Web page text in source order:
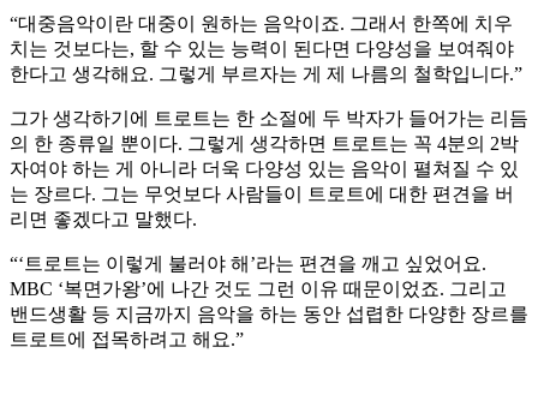
“대중음악이란 대중이 원하는 음악이죠. 그래서 한쪽에 치우
치는 것보다는, 할 수 있는 능력이 된다면 다양성을 보여줘야
한다고 생각해요. 그렇게 부르자는 게 제 나름의 철학입니다.”
그가 생각하기에 트로트는 한 소절에 두 박자가 들어가는 리듬
의 한 종류일 뿐이다. 그렇게 생각하면 트로트는 꼭 4분의 2박
자여야 하는 게 아니라 더욱 다양성 있는 음악이 펼쳐질 수 있
는 장르다. 그는 무엇보다 사람들이 트로트에 대한 편견을 버
리면 좋겠다고 말했다.
“‘트로트는 이렇게 불러야 해’라는 편견을 깨고 싶었어요.
MBC ‘복면가왕’에 나간 것도 그런 이유 때문이었죠. 그리고
밴드생활 등 지금까지 음악을 하는 동안 섭렵한 다양한 장르를
트로트에 접목하려고 해요.”